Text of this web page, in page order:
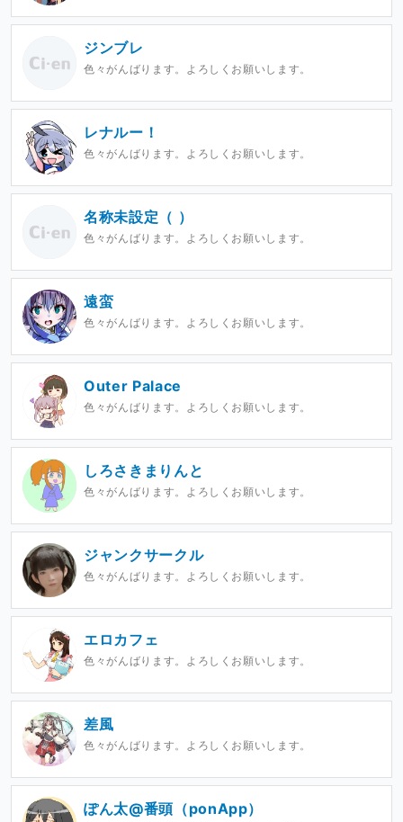
ジンブレ
色々がんばります。よろしくお願いします。
レナルー！
色々がんばります。よろしくお願いします。
名称未設定（ ）
色々がんばります。よろしくお願いします。
遠蛮
色々がんばります。よろしくお願いします。
Outer Palace
色々がんばります。よろしくお願いします。
しろさきまりんと
色々がんばります。よろしくお願いします。
ジャンクサークル
色々がんばります。よろしくお願いします。
エロカフェ
色々がんばります。よろしくお願いします。
差風
色々がんばります。よろしくお願いします。
ぽん太@番頭（ponApp）